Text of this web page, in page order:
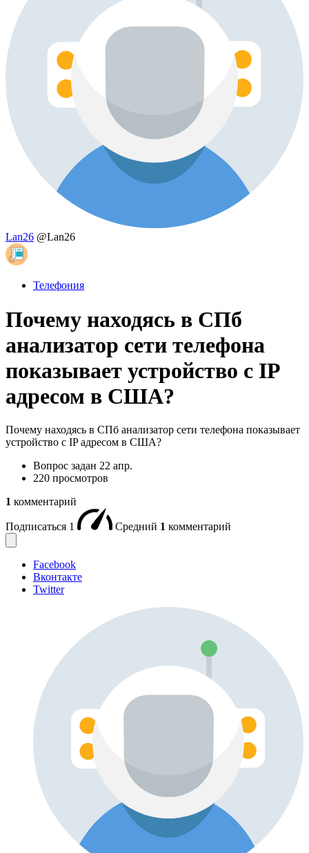
Lan26 @Lan26
Телефония
Почему находясь в СПб
анализатор сети телефона
показывает устройство с IP
адресом в США?
Почему находясь в СПб анализатор сети телефона показывает
устройство с IP адресом в США?
Вопрос задан 22 апр.
220 просмотров
1 комментарий
Подписаться 1 Средний 1 комментарий
Facebook
Вконтакте
Twitter